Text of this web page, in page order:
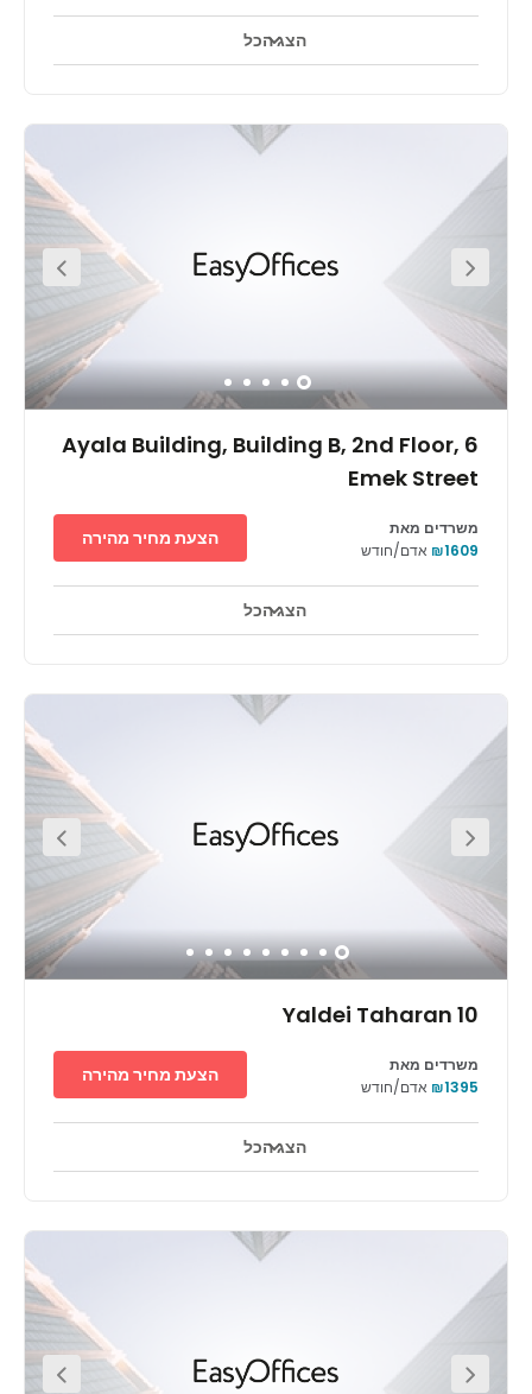
אזורי מנוחה
הביוטכנולוגיה והתעשייה הקלה. מיקומו המרכזי מאפשר לעובדים
ולמבקרים להגיע בקלות לכל הערים באזור גוש דן. במרחק הליכה
מהמרכז ניתן למצוא מרכז מסחרי ומלון עסקים. מרכז העסקים ממוקם
בקומה השישית בבניין חדש והוא מציע משרדים פרטיים בגדלים שונים,
מרחבי עבודה משותפים בעיצוב מודרני וחדרי ישיבות - מרחב מקצועי
שעוצב לעסקים.
הצג הכל
Ayala Building, Building B, 2nd Floor, 6
Emek Street
משרדים מאת
אדם/חודש
הצעת מחיר מהירה
הצג הכל
Yaldei Taharan 10
קווי תחבורה עיקריים
עם גישה נוחה לתחנות רכבת ואוטובוס. מגוון רחב ויוקרתי של משרדים
פרטיים, חדרי ישיבות מרווחים ומרחבי עבודה משותפים, שכולם מלאים
ברוח של יזמות, יאפשרו לך לבחור איך הכי נוח לך לעבוד. הטרסה
האקסקלוסיבית והפרטית על הגג מושלמת לנטוורקינג או לאירוח לקוחות,
וצוות הניהול תמיד נמצא בקרבת מקום כדי לעזור לך לשמור על
הפרודוקטיביות.ראשון לציון היא העיר הרביעית בגודלה בישראל. היא
ממוקמת במרכז מישור החוף של ישראל, מדרום לתל אביב. זהו אזור
עירוני שוקק חיים עם היסטוריה עשירה, מרחבים ירוקים, אטרקציות
משרדים מאת
אדם/חודש
הצעת מחיר מהירה
הצג הכל